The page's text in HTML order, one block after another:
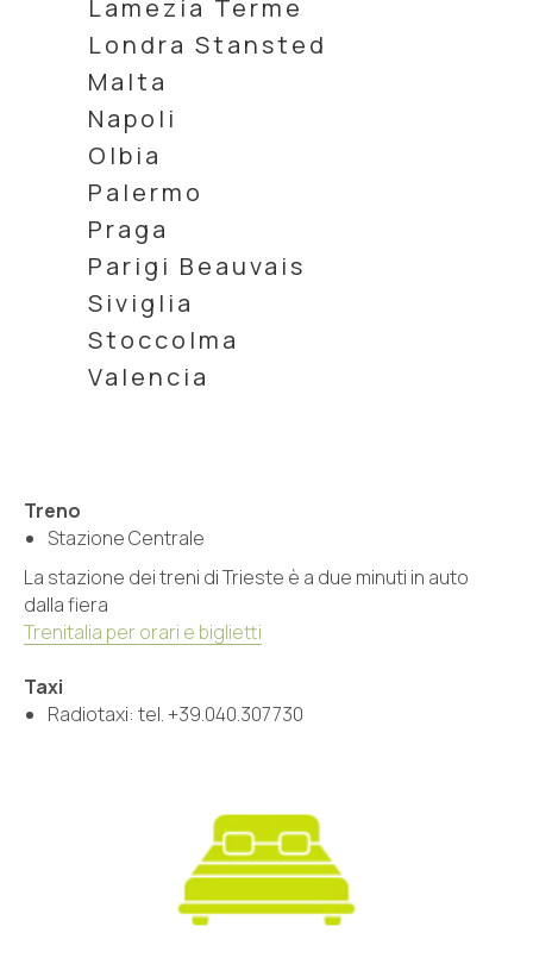
Lamezia Terme
Londra Stansted
Malta
Napoli
Olbia
Palermo
Praga
Parigi Beauvais
Siviglia
Stoccolma
Valencia
Treno
Stazione Centrale
La stazione dei treni di Trieste è a due minuti in auto
dalla fiera
Trenitalia per orari e biglietti
Taxi
Radiotaxi: tel. +39.040.307730